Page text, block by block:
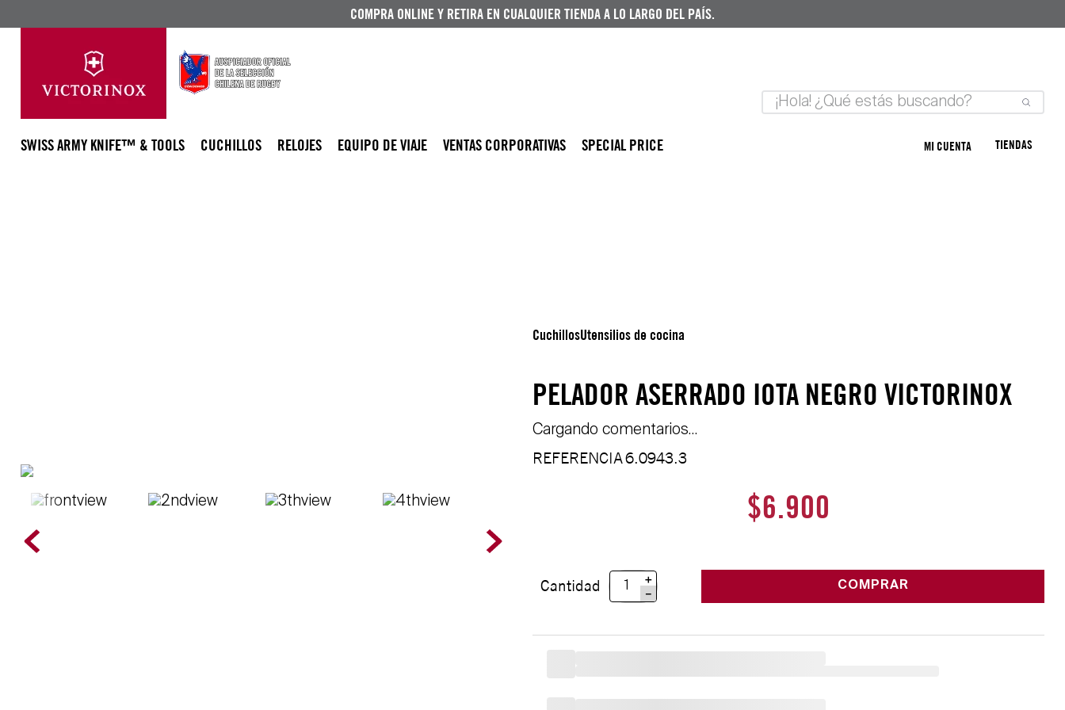
COMPRA ONLINE Y RETIRA EN CUALQUIER TIENDA A LO LARGO DEL PAÍS.
SWISS ARMY KNIFE™ & TOOLS CUCHILLOS RELOJES EQUIPO DE VIAJE VENTAS CORPORATIVAS SPECIAL PRICE MI CUENTA TIENDAS
CuchillosUtensilios de cocina
PELADOR ASERRADO IOTA NEGRO VICTORINOX
Cargando comentarios…
REFERENCIA6.0943.3
$6.900
Cantidad
＋
－
COMPRAR